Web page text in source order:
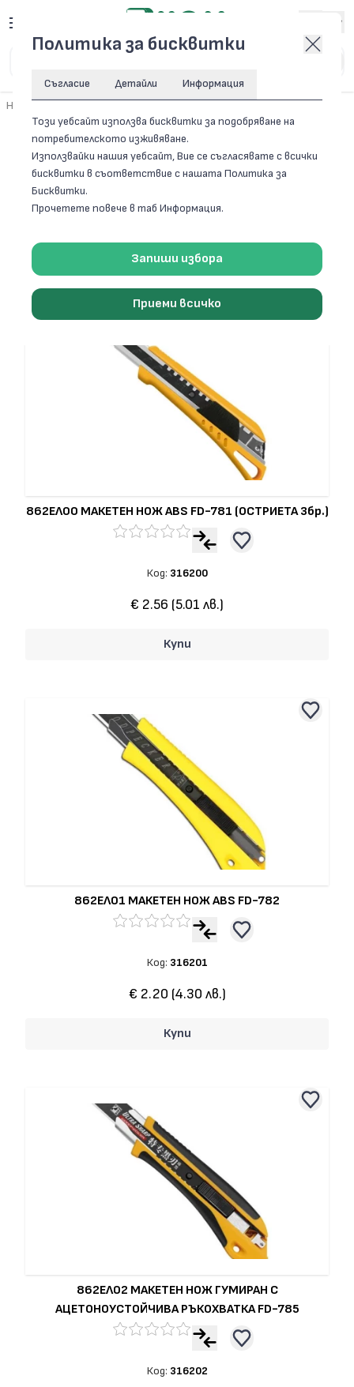
Начало
Филтри
ИНСТРУМЕНТИ
26 артикула
862ЕЛ00 МАКЕТЕН НОЖ ABS FD-781 (ОСТРИЕТА 3бр.)
Код: 316200
€ 2.56 (5.01 лв.)
Купи
862ЕЛ01 МАКЕТЕН НОЖ ABS FD-782
Код: 316201
€ 2.20 (4.30 лв.)
Купи
862ЕЛ02 МАКЕТЕН НОЖ ГУМИРАН С
АЦЕТОНОУСТОЙЧИВА РЪКОХВАТКА FD-785
Код: 316202
Политика за бисквитки
Съгласие Детайли Информация
Този уебсайт използва бисквитки за подобряване на
потребителското изживяване.
Използвайки нашия уебсайт, Вие се съгласявате с всички
бисквитки в съответствие с нашата Политика за
Бисквитки.
Прочетете повече в таб Информация.
Запиши избора
Приеми всичко